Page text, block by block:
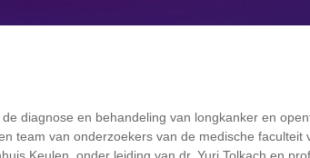
diagnose en behandeling van longkanker en
team van onderzoekers van de medische faculteit